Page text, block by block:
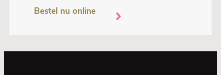
Bestel nu online